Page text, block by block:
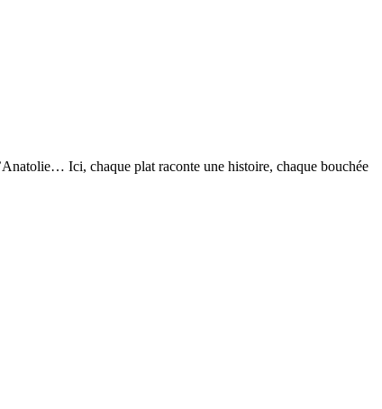
Ici, chaque plat raconte une histoire, chaque bouchée